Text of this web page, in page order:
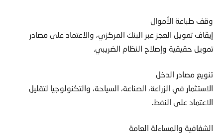
وقف طباعة الأموال
إيقاف تمويل العجز عبر البنك المركزي، والاعتماد على مصادر
تمويل حقيقية وإصلاح النظام الضريبي.
تنويع مصادر الدخل
الاستثمار في الزراعة، الصناعة، السياحة، والتكنولوجيا لتقليل
الاعتماد على النفط.
الشفافية والمساءلة العامة